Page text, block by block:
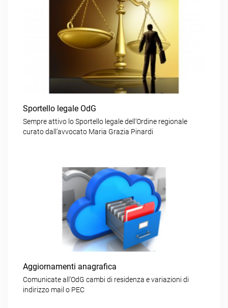
Sportello legale OdG
Sempre attivo lo Sportello legale dell’Ordine regionale
curato dall’avvocato Maria Grazia Pinardi
Aggiornamenti anagrafica
Comunicate all’OdG cambi di residenza e variazioni di
indirizzo mail o PEC